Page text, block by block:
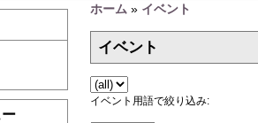
ホーム » イベント
イベント
イベント用語で絞り込み: